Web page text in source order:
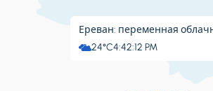
Ереван: переменная
24°C4:42:13 PM